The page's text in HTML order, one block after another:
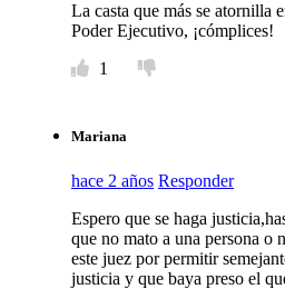
La casta que más se atornilla
Poder Ejecutivo, ¡cómplices!
1
Mariana
hace 2 años Responder
Espero que se haga
que no mato a una persona o
este juez por permitir
justicia y que baya preso el